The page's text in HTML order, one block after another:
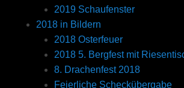
2019 Schaufenster
2018 in Bildern
2018 Osterfeuer
2018 5. Bergfest mit
8. Drachenfest 2018
Feierliche Scheckübergabe